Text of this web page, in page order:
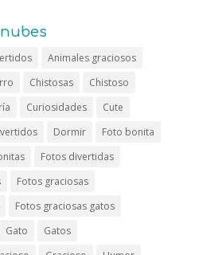
Animales graciosos
Chistosas
Chistoso
Curiosidades
Cute
Dormir
Foto bonita
Fotos divertidas
Fotos graciosas
Fotos graciosas gatos
Gato
Gatos